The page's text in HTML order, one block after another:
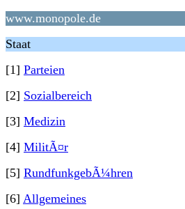
www.monopole.de
Staat
[1] Parteien
[2] Sozialbereich
[3] Medizin
[4] MilitÃ¤r
[5] RundfunkgebÃ¼hren
[6] Allgemeines